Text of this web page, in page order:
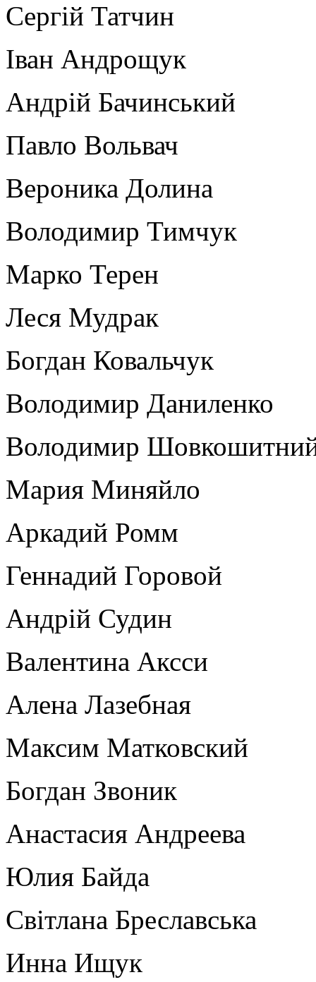
Сергій Татчин
Іван Андрощук
Андрій Бачинський
Павло Вольвач
Вероника Долина
Володимир Тимчук
Марко Терен
Леся Мудрак
Богдан Ковальчук
Володимир Даниленко
Володимир
Мария Миняйло
Аркадий Ромм
Геннадий Горовой
Андрій Судин
Валентина Аксси
Алена Лазебная
Максим Матковский
Богдан Звоник
Анастасия Андреева
Юлия Байда
Світлана Бреславська
Инна Ищук